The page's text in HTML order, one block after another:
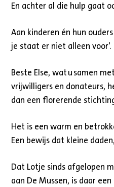
En achter al die hulp gaat
Aan kinderen én hun
je staat er niet alleen voor’.
Beste Else, wat u samen
vrijwilligers en donateurs,
dan een florerende
Het is een warm en
Een bewijs dat kleine
Dat Lotje sinds afgelopen
aan De Mussen, is daar